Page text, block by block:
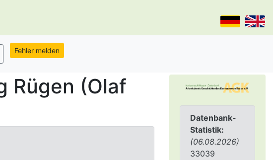
Datenbank-
Statistik:
(06.08.2026)
33039
Rügen (Olaf